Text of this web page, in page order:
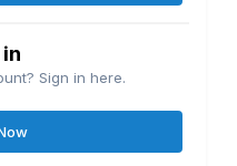
Sign in here.